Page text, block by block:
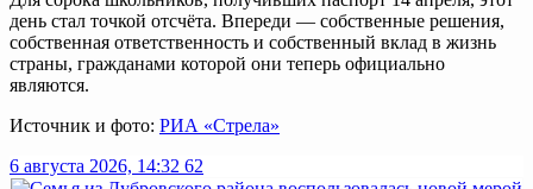
день стал точкой отсчёта. Впереди — собственные решения,
собственная ответственность и собственный вклад в жизнь
страны, гражданами которой они теперь официально
являются.
Источник и фото: РИА «Стрела»
6 августа 2026, 14:32 62